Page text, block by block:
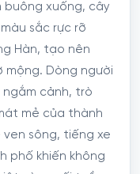
buông xuống, cây
sắc rực rỡ
Hàn, tạo nên
mộng. Dòng người
cảnh, trò
mẻ của thành
sông, tiếng xe
phố khiến không